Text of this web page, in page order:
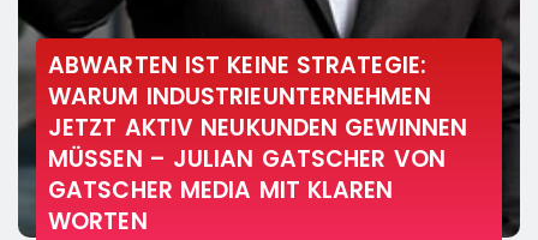
ABWARTEN IST KEINE STRATEGIE:
WARUM INDUSTRIEUNTERNEHMEN
JETZT AKTIV NEUKUNDEN GEWINNEN
MÜSSEN – JULIAN GATSCHER VON
GATSCHER MEDIA MIT KLAREN
WORTEN